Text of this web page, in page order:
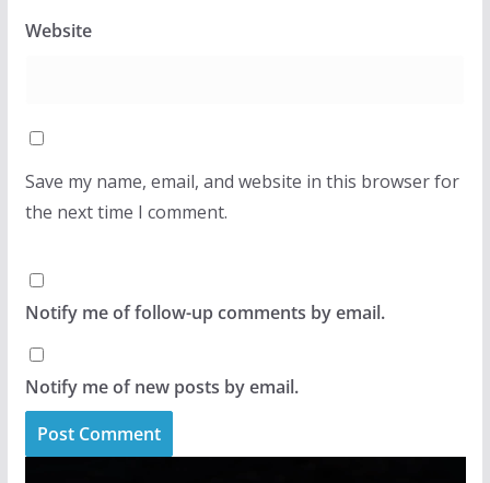
Website
Save my name, email, and website in this browser for
the next time I comment.
Notify me of follow-up comments by email.
Notify me of new posts by email.